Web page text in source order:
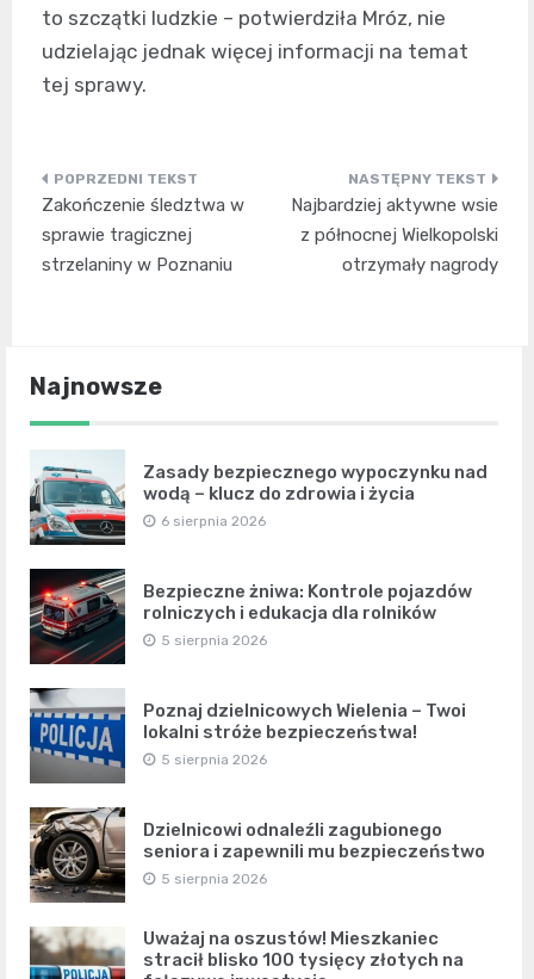
to szczątki ludzkie – potwierdziła Mróz, nie
udzielając jednak więcej informacji na temat
tej sprawy.
Nawigacja
wpisu
Zakończenie śledztwa w
sprawie tragicznej
strzelaniny w Poznaniu
Najbardziej aktywne wsie
z północnej Wielkopolski
otrzymały nagrody
Najnowsze
Zasady bezpiecznego wypoczynku nad
wodą – klucz do zdrowia i życia
6 sierpnia 2026
Bezpieczne żniwa: Kontrole pojazdów
rolniczych i edukacja dla rolników
5 sierpnia 2026
Poznaj dzielnicowych Wielenia – Twoi
lokalni stróże bezpieczeństwa!
5 sierpnia 2026
Dzielnicowi odnaleźli zagubionego
seniora i zapewnili mu bezpieczeństwo
5 sierpnia 2026
Uważaj na oszustów! Mieszkaniec
stracił blisko 100 tysięcy złotych na